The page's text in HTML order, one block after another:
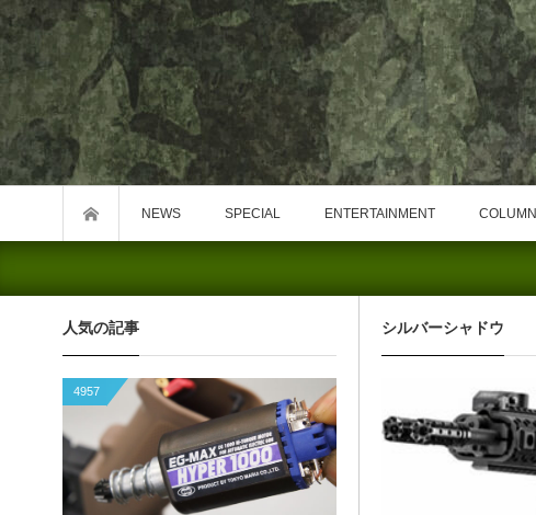
NEWS SPECIAL ENTERTAINMENT COLUMN
シルバーシャドウ
人気の記事
4957